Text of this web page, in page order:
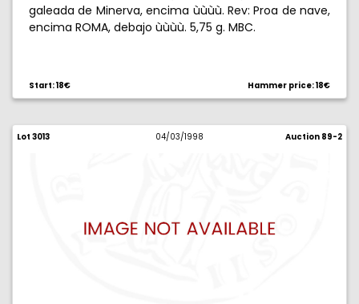
galeada de Minerva, encima ùùùù. Rev: Proa de nave,
encima ROMA, debajo ùùùù. 5,75 g. MBC.
Start: 18€ Hammer price: 18€
Lot 3013 04/03/1998 Auction 89-2